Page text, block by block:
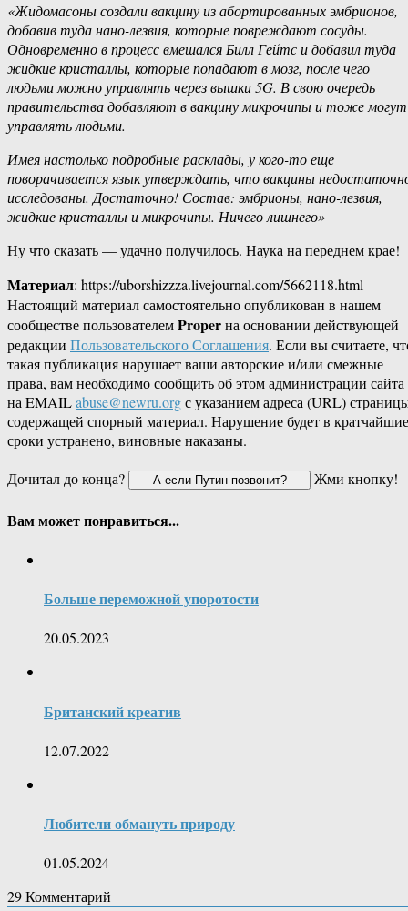
«Жидомасоны создали вакцину из абортированных эмбрионов,
добавив туда нано-лезвия, которые повреждают сосуды.
Одновременно в процесс вмешался Билл Гейтс и добавил туда
жидкие кристаллы, которые попадают в мозг, после чего
людьми можно управлять через вышки 5G. В свою очередь
правительства добавляют в вакцину микрочипы и тоже могут
управлять людьми.
Имея настолько подробные расклады, у кого-то еще
поворачивается язык утверждать, что вакцины
исследованы. Достаточно! Состав: эмбрионы, нано-лезвия,
жидкие кристаллы и микрочипы. Ничего лишнего»
Ну что сказать — удачно получилось. Наука на переднем крае!
Материал: https://uborshizzza.livejournal.com/5662118.html
Настоящий материал самостоятельно опубликован в нашем
сообществе пользователемProperна основании действующей
редакции Пользовательского Соглашения. Если вы считаете,
такая публикация нарушает ваши авторские и/или смежные
права, вам необходимо сообщить об этом администрации сайта
на EMAILabuse@newru.orgс указанием адреса (URL)
содержащей спорный материал. Нарушение будет в кратчайшие
сроки устранено, виновные наказаны.
Дочитал до конца?
Жми кнопку!
Вам может понравиться...
Больше переможной упоротости
20.05.2023
Британский креатив
12.07.2022
Любители обмануть природу
01.05.2024
29Комментарий